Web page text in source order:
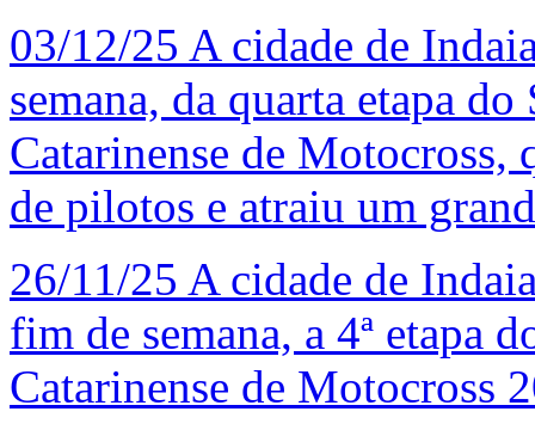
03/12/25 A cidade de
semana, da quarta etapa
Catarinense de Motocross,
de pilotos e atraiu um
26/11/25 A cidade de
fim de semana, a 4ª etapa
Catarinense de Motocross